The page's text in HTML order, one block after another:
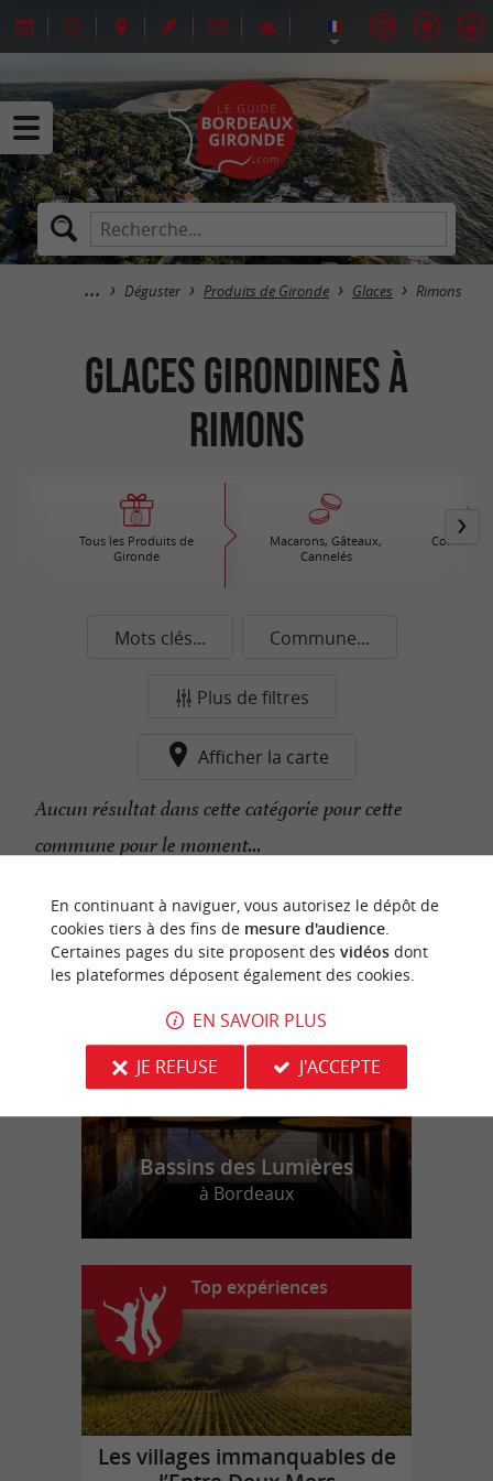
Déguster Produits de Gironde Glaces Rimons
Glaces Girondines à
Rimons
Tous les Produits de
Gironde
Macarons, Gâteaux,
Cannelés
Confiture
Mots clés... Commune...
Plus de filtres
Afficher la carte
Aucun résultat dans cette catégorie pour cette
commune pour le moment...
n
o
t
r
e
c
o
u
p
d
e
c
o
e
u
r
Bassins des Lumières
à Bordeaux
Top expériences
Les villages immanquables de
En continuant à naviguer, vous autorisez le dépôt de
cookies tiers à des fins de mesure d'audience.
Certaines pages du site proposent des vidéosdont
les plateformes déposent également des cookies.
EN SAVOIR PLUS
JE REFUSE
J'ACCEPTE